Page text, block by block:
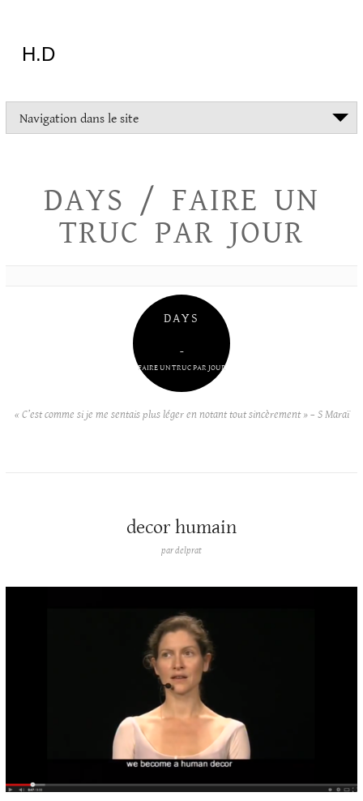
H.D
Navigation dans le site
DAYS / FAIRE UN
TRUC PAR JOUR
DAYS
–
FAIRE UN TRUC PAR JOUR
« C’est comme si je me sentais plus léger en notant tout sincèrement » – S Maraï
decor humain
pardelprat